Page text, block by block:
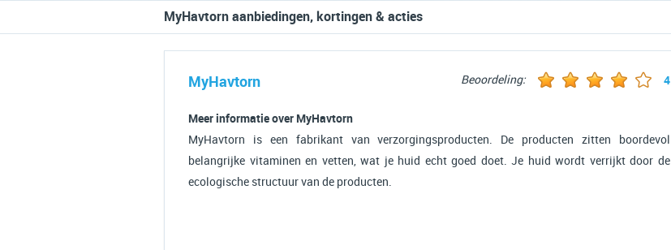
MyHavtorn aanbiedingen, kortingen & acties
MyHavtorn Beoordeling: 4
Meer informatie over MyHavtorn
MyHavtorn is een fabrikant van verzorgingsproducten. De producten zitten boordevol
belangrijke vitaminen en vetten, wat je huid echt goed doet. Je huid wordt verrijkt door de
ecologische structuur van de producten.